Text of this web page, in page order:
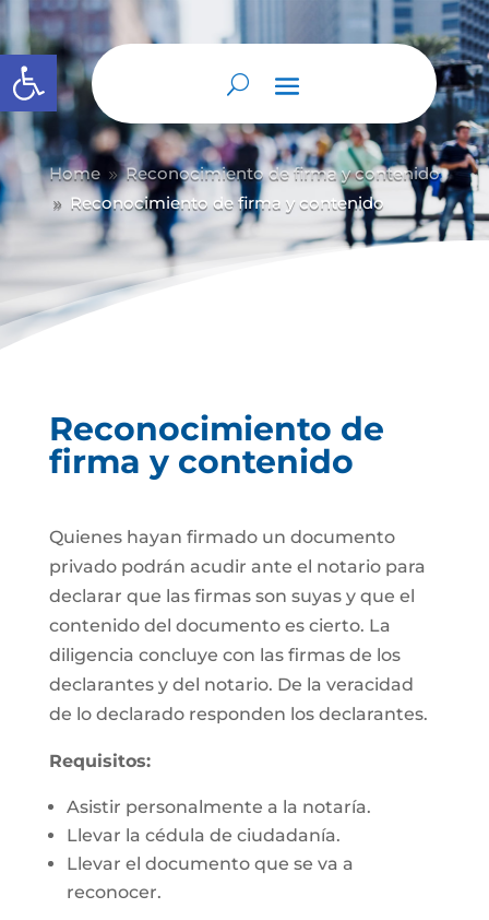
Abrir barra de herramientas
Home 9 Reconocimiento de firma y contenido
9 Reconocimiento de firma y contenido
Reconocimiento de
firma y contenido
Quienes hayan firmado un documento
privado podrán acudir ante el notario para
declarar que las firmas son suyas y que el
contenido del documento es cierto. La
diligencia concluye con las firmas de los
declarantes y del notario. De la veracidad
de lo declarado responden los declarantes.
Requisitos:
Asistir personalmente a la notaría.
Llevar la cédula de ciudadanía.
Llevar el documento que se va a
reconocer.